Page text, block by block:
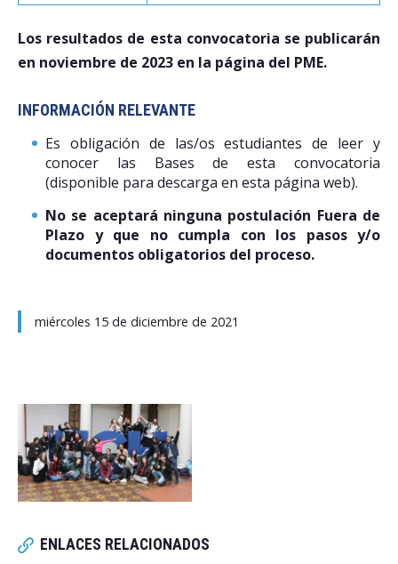
ENLACES RELACIONADOS
Los resultados de esta convocatoria se publicarán
en noviembre de 2023 en la página del PME.
INFORMACIÓN RELEVANTE
Es obligación de las/os estudiantes de leer y
conocer las Bases de esta convocatoria
(disponible para descarga en esta página web).
No se aceptará ninguna postulación Fuera de
Plazo y que no cumpla con los pasos y/o
documentos obligatorios del proceso.
miércoles 15 de diciembre de 2021